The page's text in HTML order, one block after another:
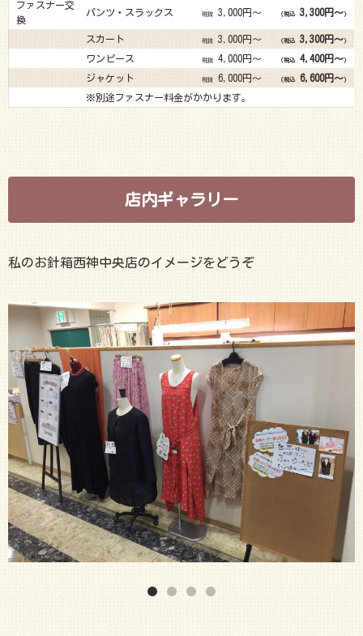
ファスナー交
換
パンツ・スラックス 税抜 3,000円～ (税込 3,300円～)
スカート 税抜 3,000円～ (税込 3,300円～)
ワンピース 税抜 4,000円～ (税込 4,400円～)
ジャケット 税抜 6,000円～ (税込 6,600円～)
※別途ファスナー料金がかかります。
店内ギャラリー
私のお針箱西神中央店のイメージをどうぞ